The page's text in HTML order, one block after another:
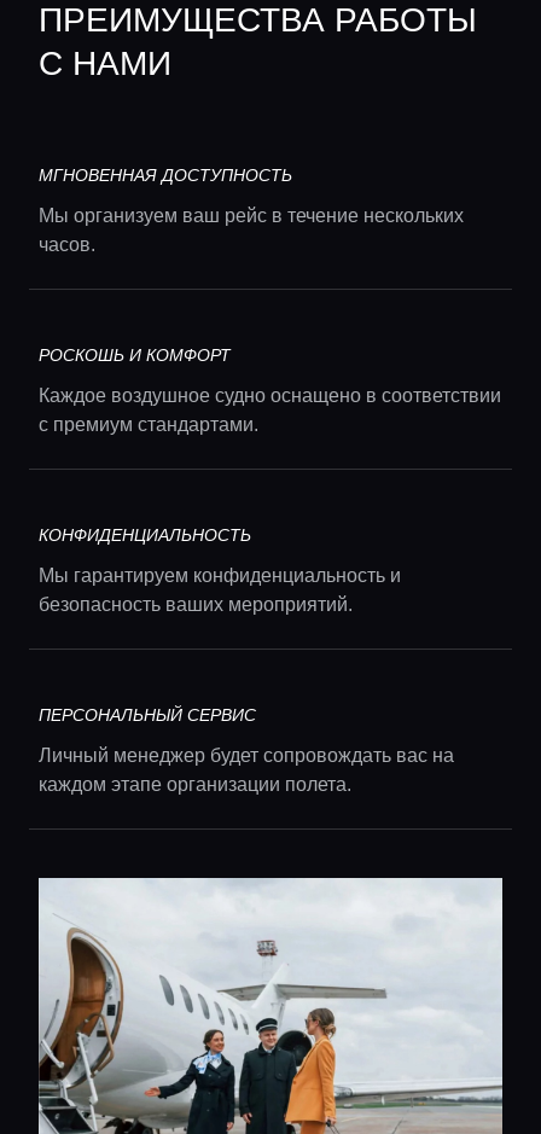
Главная
Локации
Гиды
Консьерж сервис
Lifestyle журнал
ПРЕИМУЩЕСТВА РАБОТЫ
С НАМИ
МГНОВЕННАЯ ДОСТУПНОСТЬ
Мы организуем ваш рейс в течение нескольких
часов.
РОСКОШЬ И КОМФОРТ
Каждое воздушное судно оснащено в соответствии
с премиум стандартами.
КОНФИДЕНЦИАЛЬНОСТЬ
Мы гарантируем конфиденциальность и
безопасность ваших мероприятий.
ПЕРСОНАЛЬНЫЙ СЕРВИС
Личный менеджер будет сопровождать вас на
каждом этапе организации полета.